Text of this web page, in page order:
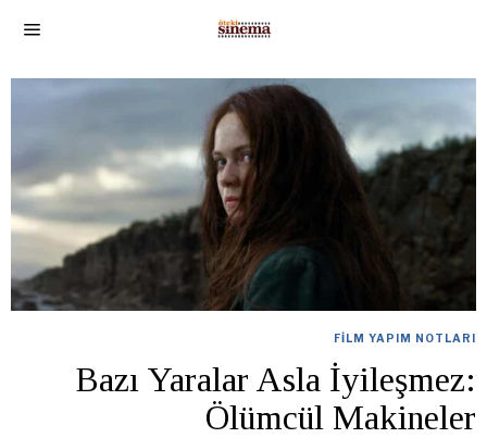
FILM YAPIM NOTLARI
Bazı Yaralar Asla İyileşmez:
Ölümcül Makineler